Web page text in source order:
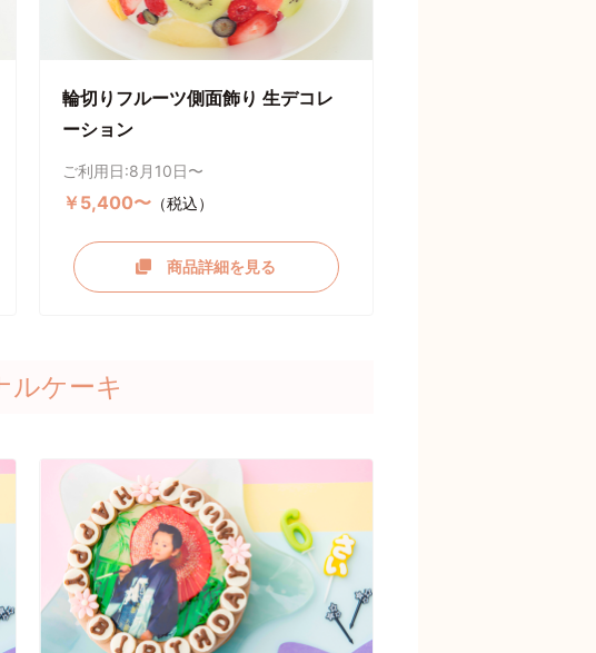
輪切りフルーツ側面飾り 生デコレ
ーション
ご利用日:8月10日〜
￥5,400〜（税込）
商品詳細を見る
ルケーキ